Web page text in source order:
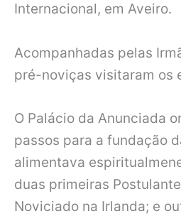
Internacional, em Aveiro.
Acompanhadas pelas
pré-noviças visitaram os
O Palácio da Anunciada
passos para a fundação
alimentava
duas primeiras
Noviciado na Irlanda; e